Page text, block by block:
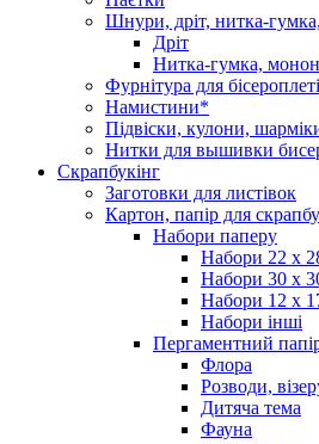
Шнури, дріт, нитка-
Дріт
Нитка-гумка,
Фурнітура для
Намистини*
Підвіски, кулони,
Нитки для вышивки
Скрапбукінг
Заготовки для листівок
Картон, папір для
Набори паперу
Набори 22 х
Набори 30 х
Набори 12 х
Набори інші
Пергаментний
Флора
Розводи,
Дитяча тема
Фауна